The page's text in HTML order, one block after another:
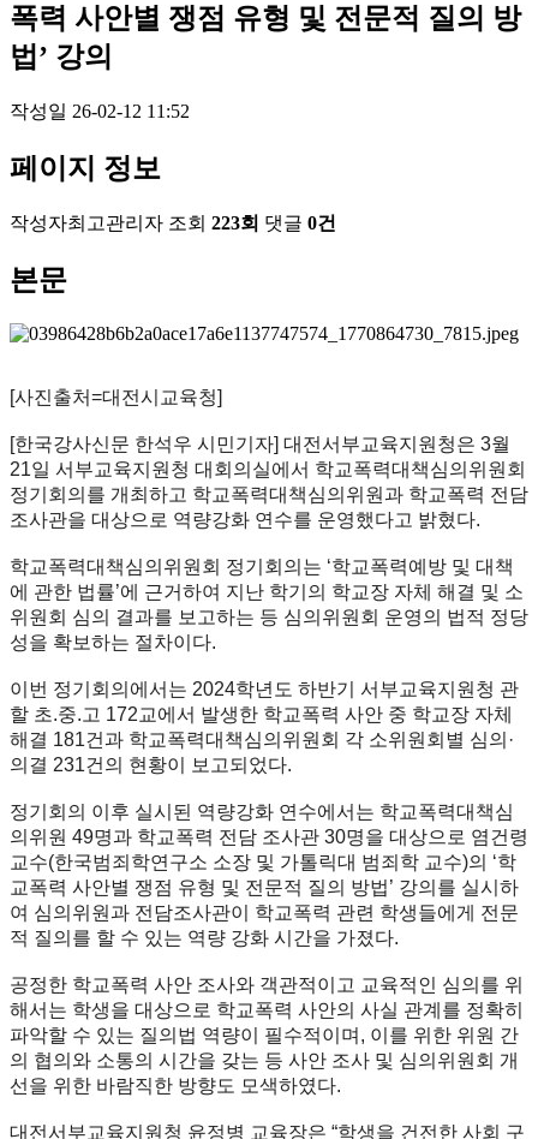
폭력 사안별 쟁점 유형 및 전문적 질의 방
법’ 강의
작성일 26-02-12 11:52
페이지 정보
작성자최고관리자 조회 223회 댓글 0건
본문
[사진출처=대전시교육청]
[한국강사신문 한석우 시민기자] 대전서부교육지원청은 3월
21일 서부교육지원청 대회의실에서 학교폭력대책심의위원회
정기회의를 개최하고 학교폭력대책심의위원과 학교폭력 전담
조사관을 대상으로 역량강화 연수를 운영했다고 밝혔다.
학교폭력대책심의위원회 정기회의는 ‘학교폭력예방 및 대책
에 관한 법률’에 근거하여 지난 학기의 학교장 자체 해결 및 소
위원회 심의 결과를 보고하는 등 심의위원회 운영의 법적 정당
성을 확보하는 절차이다.
이번 정기회의에서는 2024학년도 하반기 서부교육지원청 관
할 초.중.고 172교에서 발생한 학교폭력 사안 중 학교장 자체
해결 181건과 학교폭력대책심의위원회 각 소위원회별 심의·
의결 231건의 현황이 보고되었다.
정기회의 이후 실시된 역량강화 연수에서는 학교폭력대책심
의위원 49명과 학교폭력 전담 조사관 30명을 대상으로 염건령
교수(한국범죄학연구소 소장 및 가톨릭대 범죄학 교수)의 ‘학
교폭력 사안별 쟁점 유형 및 전문적 질의 방법’ 강의를 실시하
여 심의위원과 전담조사관이 학교폭력 관련 학생들에게 전문
적 질의를 할 수 있는 역량 강화 시간을 가졌다.
공정한 학교폭력 사안 조사와 객관적이고 교육적인 심의를 위
해서는 학생을 대상으로 학교폭력 사안의 사실 관계를 정확히
파악할 수 있는 질의법 역량이 필수적이며, 이를 위한 위원 간
의 협의와 소통의 시간을 갖는 등 사안 조사 및 심의위원회 개
선을 위한 바람직한 방향도 모색하였다.
대전서부교육지원청 윤정병 교육장은 “학생을 건전한 사회 구